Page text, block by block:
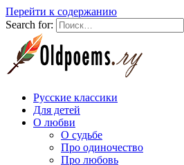
Перейти к содержанию
Search for:
Русские классики
Для детей
О любви
О судьбе
Про одиночество
Про любовь